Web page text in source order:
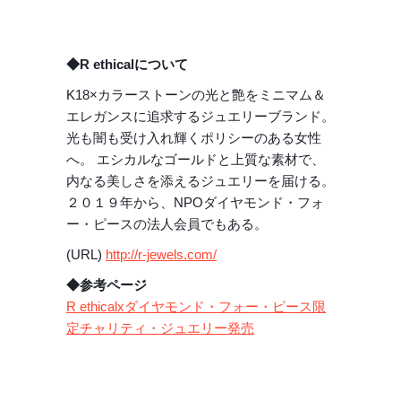
◆R ethicalについて
K18×カラーストーンの光と艶をミニマム＆
エレガンスに追求するジュエリーブランド。
光も闇も受け入れ輝くポリシーのある女性
へ。 エシカルなゴールドと上質な素材で、
内なる美しさを添えるジュエリーを届ける。
２０１９年から、NPOダイヤモンド・フォ
ー・ピースの法人会員でもある。
(URL) http://r-jewels.com/
◆参考ページ
R ethicalxダイヤモンド・フォー・ピース限
定チャリティ・ジュエリー発売